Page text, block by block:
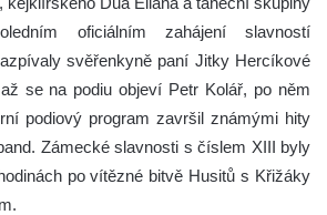
oficiálním zahájení slavností
svěřenkyně paní Jitky Hercíkové
se na podiu objeví Petr Kolář, po něm
podiový program završil známými hity
Zámecké slavnosti s číslem XIII byly
po vítězné bitvě Husitů s Křižáky